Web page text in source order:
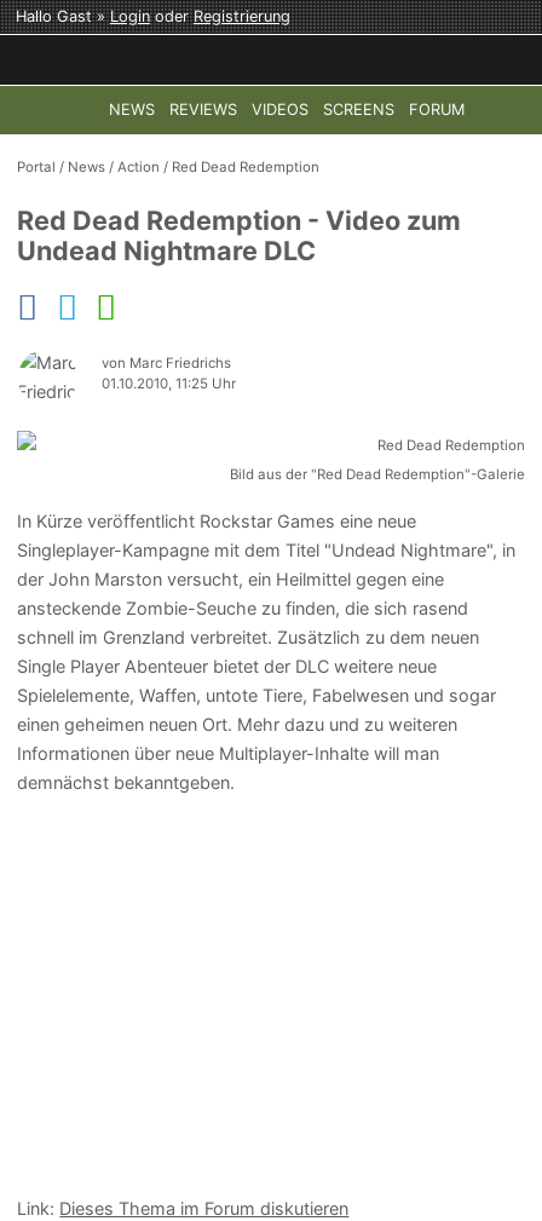
Hallo Gast »LoginoderRegistrierung
NEWS REVIEWS VIDEOS SCREENS FORUM
TOP-THEMEN: COD: MODERN WARFARE 4 HALO:
Portal / News /Action / Red Dead Redemption
Red Dead Redemption - Video zum
Undead Nightmare DLC
von Marc Friedrichs
01.10.2010, 11:25 Uhr
Bild aus der "Red Dead Redemption"-Galerie
In Kürze veröffentlicht Rockstar Games eine neue
Singleplayer-Kampagne mit dem Titel "Undead Nightmare", in
der John Marston versucht, ein Heilmittel gegen eine
ansteckende Zombie-Seuche zu finden, die sich rasend
schnell im Grenzland verbreitet. Zusätzlich zu dem neuen
Single Player Abenteuer bietet der DLC weitere neue
Spielelemente, Waffen, untote Tiere, Fabelwesen und sogar
einen geheimen neuen Ort. Mehr dazu und zu weiteren
Informationen über neue Multiplayer-Inhalte will man
demnächst bekanntgeben.
Link: Dieses Thema im Forum diskutieren